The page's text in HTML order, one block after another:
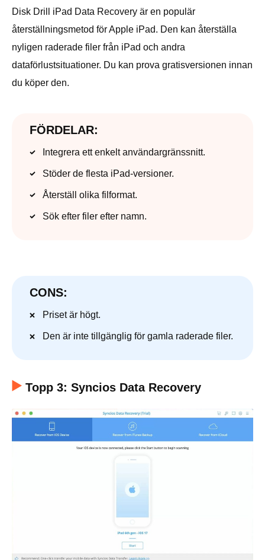
Disk Drill iPad Data Recovery är en populär
återställningsmetod för Apple iPad. Den kan återställa
nyligen raderade filer från iPad och andra
dataförlustsituationer. Du kan prova gratisversionen innan
du köper den.
FÖRDELAR:
Integrera ett enkelt användargränssnitt.
Stöder de flesta iPad-versioner.
Återställ olika filformat.
Sök efter filer efter namn.
CONS:
Priset är högt.
Den är inte tillgänglig för gamla raderade filer.
Topp 3: Syncios Data Recovery